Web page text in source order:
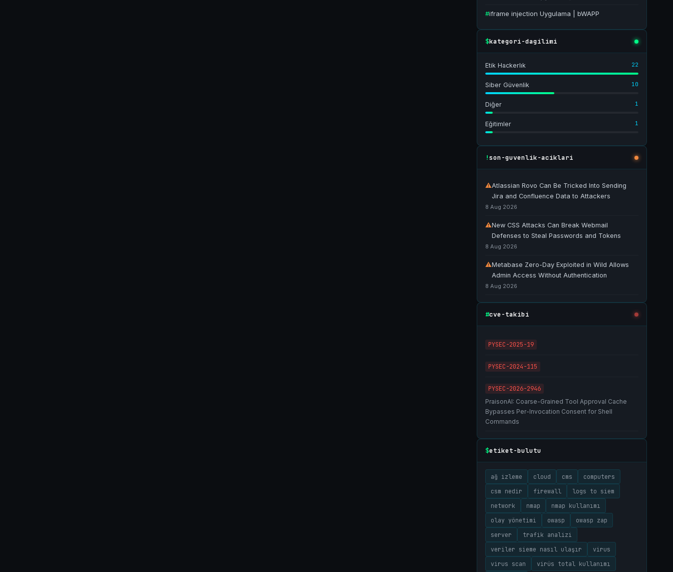
#iframe injection Uygulama | bWAPP
$kategori-dagilimi
Etik Hackerlık 22
Siber Güvenlik 10
Diğer 1
Eğitimler 1
!son-guvenlik-aciklari
⚠Atlassian Rovo Can Be Tricked Into Sending
Jira and Confluence Data to Attackers
8 Aug 2026
⚠New CSS Attacks Can Break Webmail
Defenses to Steal Passwords and Tokens
8 Aug 2026
⚠Metabase Zero-Day Exploited in Wild Allows
Admin Access Without Authentication
8 Aug 2026
#cve-takibi
PYSEC-2025-19
PYSEC-2024-115
PYSEC-2026-2946
PraisonAI: Coarse-Grained Tool Approval Cache
Bypasses Per-Invocation Consent for Shell
Commands
$etiket-bulutu
ağ izleme cloud cms
computers
csm nedir
firewall
logs to siem
network
nmap
nmap kullanımı
olay yönetimi
owasp
owasp zap
server
trafik analizi
veriler sieme nasıl ulaşır
virus
virus scan
virüs total kullanımı